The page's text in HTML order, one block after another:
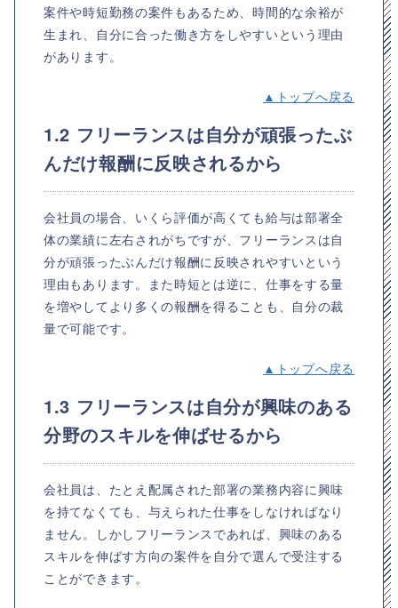
案件や時短勤務の案件もあるため、時間的な余裕が
生まれ、自分に合った働き方をしやすいという理由
があります。
▲トップへ戻る
1.2 フリーランスは自分が頑張ったぶ
んだけ報酬に反映されるから
会社員の場合、いくら評価が高くても給与は部署全
体の業績に左右されがちですが、フリーランスは自
分が頑張ったぶんだけ報酬に反映されやすいという
理由もあります。また時短とは逆に、仕事をする量
を増やしてより多くの報酬を得ることも、自分の裁
量で可能です。
▲トップへ戻る
1.3 フリーランスは自分が興味のある
分野のスキルを伸ばせるから
会社員は、たとえ配属された部署の業務内容に興味
を持てなくても、与えられた仕事をしなければなり
ません。しかしフリーランスであれば、興味のある
スキルを伸ばす方向の案件を自分で選んで受注する
ことができます。